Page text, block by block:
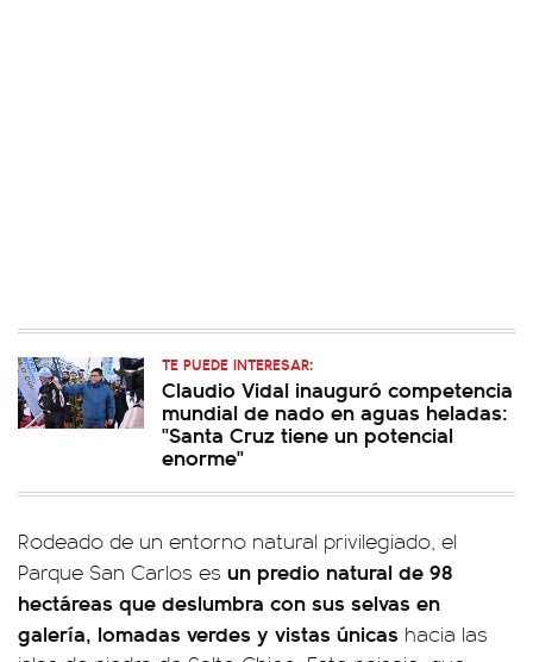
TE PUEDE INTERESAR:
Claudio Vidal inauguró competencia
mundial de nado en aguas heladas:
"Santa Cruz tiene un potencial
enorme"
Rodeado de un entorno natural privilegiado, el
Parque San Carlos es un predio natural de 98
hectáreas que deslumbra con sus selvas en
galería, lomadas verdes y vistas únicas hacia las